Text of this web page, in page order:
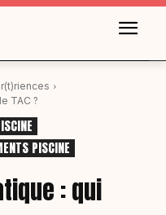
TAC ?
PISCINE
: qui